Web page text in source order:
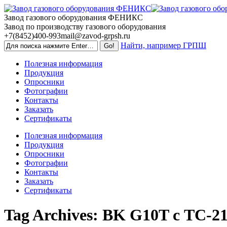
Skip
to
content
Завод газового оборудования ФЕНИКС
Завод по производству газового оборудования
+7(8452)400-993mail@zavod-grpsh.ru
Найти, например ГРПШ
Полезная информация
Продукция
Опросники
Фотографии
Контакты
Заказать
Сертификаты
Полезная информация
Продукция
Опросники
Фотографии
Контакты
Заказать
Сертификаты
Tag Archives: BK G10T с ТС-